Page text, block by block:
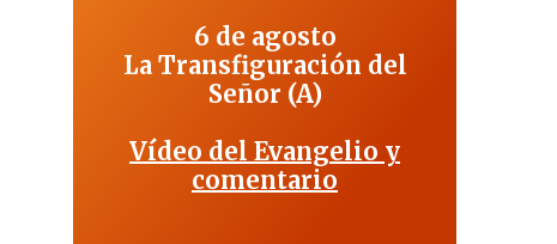
6 de agosto
La Transfiguración del
Señor (A)
Vídeo del Evangelio y
comentario